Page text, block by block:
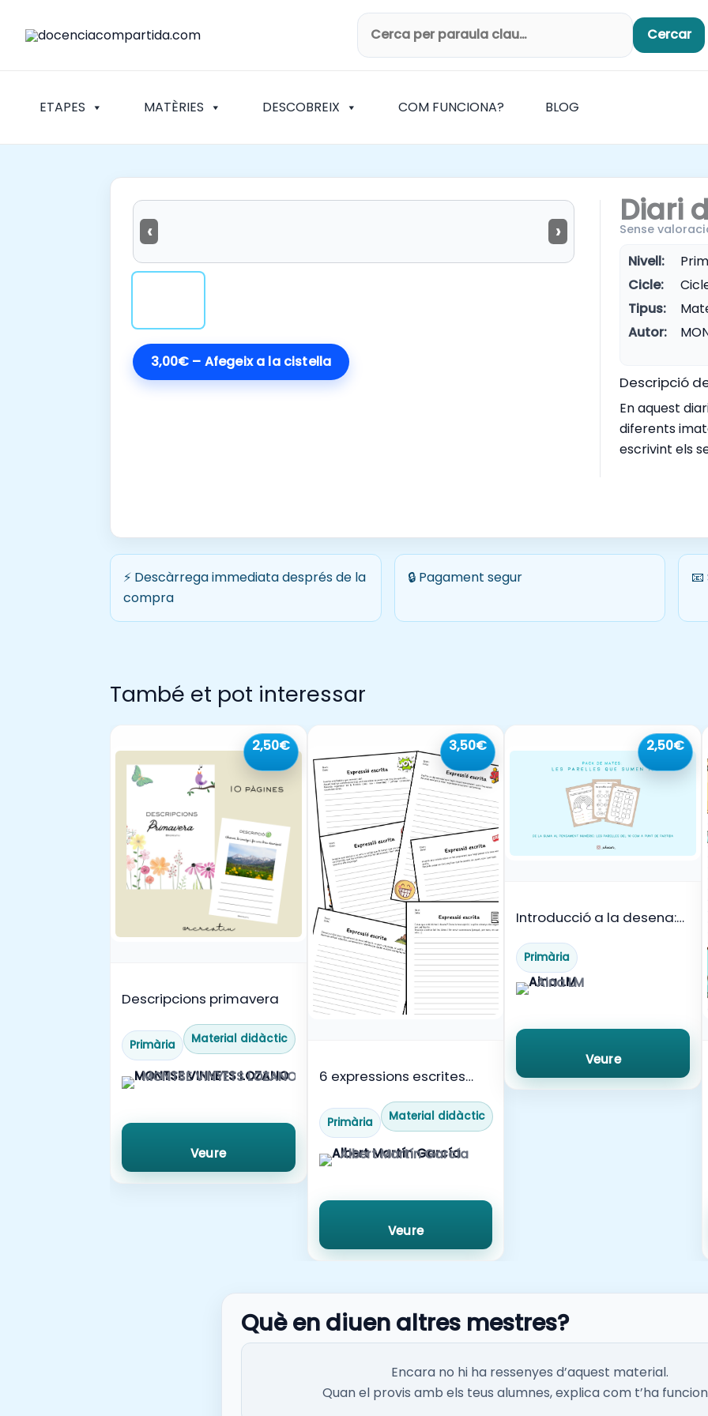
Cerca productes
Cercar
ETAPES MATÈRIES DESCOBREIX COM FUNCIONA? BLOG
‹ ›
3,00€ – Afegeix a la cistella
Diari
Sense
Nivell:
Cicle:
Tipus:
Autor:
Descripció
En aquest
diferents
escrivint els
⚡ Descàrrega immediata després de la
compra
🔒 Pagament segur
També et pot interessar
2,50€
Descripcions primavera
Primària Material didàctic
MONTSE VINYETS LOZANO
Veure
3,50€
6 expressions escrites
tipologies diferents.
Primària Material didàctic
Albert Martín García
Veure
2,50€
Introducció a la desena:
Primària
Aina LM
Veure
Què en diuen altres mestres?
Encara no hi ha ressenyes d’aquest material.
Quan el provis amb els teus alumnes, explica com t’ha